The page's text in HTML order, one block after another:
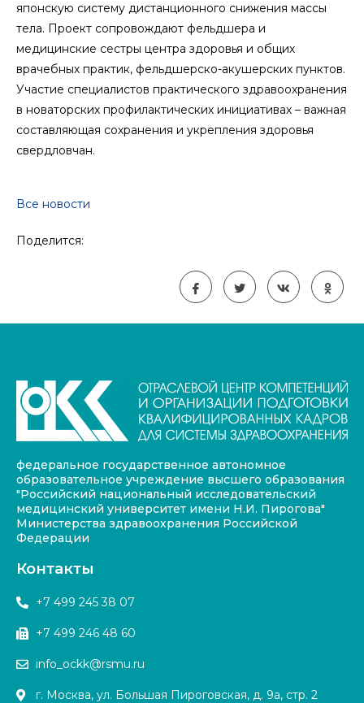
японскую систему дистанционного снижения массы
тела. Проект сопровождают фельдшера и
медицинские сестры центра здоровья и общих
врачебных практик, фельдшерско-акушерских пунктов.
Участие специалистов практического здравоохранения
в новаторских профилактических инициативах – важная
составляющая сохранения и укрепления здоровья
свердловчан.
Все новости
Поделится:
федеральное государственное автономное
образовательное учреждение высшего образования
"Российский национальный исследовательский
медицинский университет имени Н.И. Пирогова"
Министерства здравоохранения Российской
Федерации
Контакты
+7 499 245 38 07
+7 499 246 48 60
info_ockk@rsmu.ru
г. Москва, ул. Большая Пироговская, д. 9а, стр. 2